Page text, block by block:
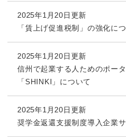
2025年1月20日更新
「賃上げ促進税制」の強化に
2025年1月20日更新
信州で起業する人ためのポー
「SHINKI」について
2025年1月20日更新
奨学金返還支援制度導入企業